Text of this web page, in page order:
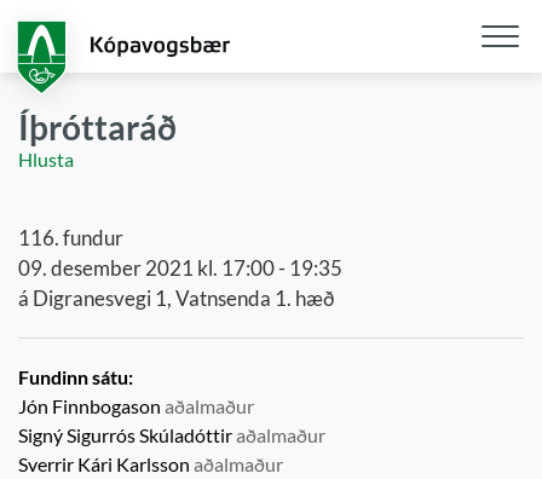
aðalefni
Íþróttaráð
Hlusta
116. fundur
09. desember 2021 kl. 17:00 - 19:35
á Digranesvegi 1, Vatnsenda 1. hæð
Fundinn sátu:
Jón Finnbogason aðalmaður
Signý Sigurrós Skúladóttiraðalmaður
Sverrir Kári Karlsson aðalmaður
Opna